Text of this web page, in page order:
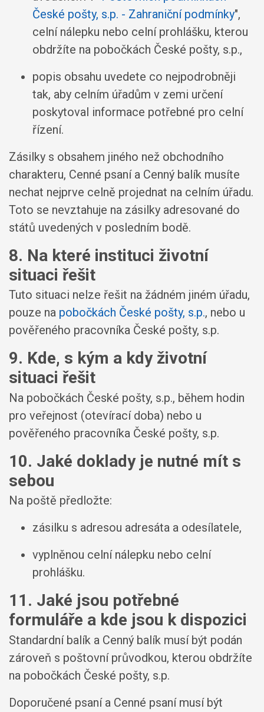
České pošty, s.p. - Zahraniční podmínky",
celní nálepku nebo celní prohlášku, kterou
obdržíte na pobočkách České pošty, s.p.,
popis obsahu uvedete co nejpodrobněji
tak, aby celním úřadům v zemi určení
poskytoval informace potřebné pro celní
řízení.
Zásilky s obsahem jiného než obchodního
charakteru, Cenné psaní a Cenný balík musíte
nechat nejprve celně projednat na celním úřadu.
Toto se nevztahuje na zásilky adresované do
států uvedených v posledním bodě.
8. Na které instituci životní
situaci řešit
Tuto situaci nelze řešit na žádném jiném úřadu,
pouze na pobočkách České pošty, s.p., nebo u
pověřeného pracovníka České pošty, s.p.
9. Kde, s kým a kdy životní
situaci řešit
Na pobočkách České pošty, s.p., během hodin
pro veřejnost (otevírací doba) nebo u
pověřeného pracovníka České pošty, s.p.
10. Jaké doklady je nutné mít s
sebou
Na poště předložte:
zásilku s adresou adresáta a odesílatele,
vyplněnou celní nálepku nebo celní
prohlášku.
11. Jaké jsou potřebné
formuláře a kde jsou k dispozici
Standardní balík a Cenný balík musí být podán
zároveň s poštovní průvodkou, kterou obdržíte
na pobočkách České pošty, s.p.
Doporučené psaní a Cenné psaní musí být